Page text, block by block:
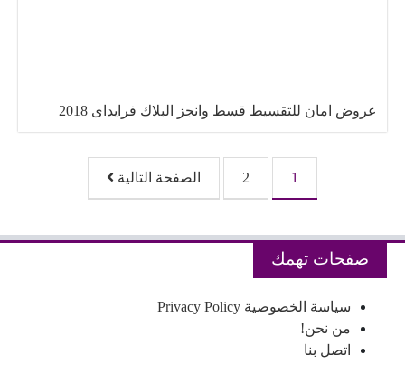
عروض امان للتقسيط قسط وانجز البلاك فرايداى 2018
تصفّح المقالات
1
2 الصفحة التالية
صفحات تهمك
سياسة الخصوصية Privacy Policy
من نحن!
اتصل بنا